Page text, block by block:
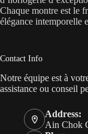
Chaque montre est le
élégance intemporelle
Contact Info
Notre équipe est à
assistance ou conseil
Address:
Ain Chok